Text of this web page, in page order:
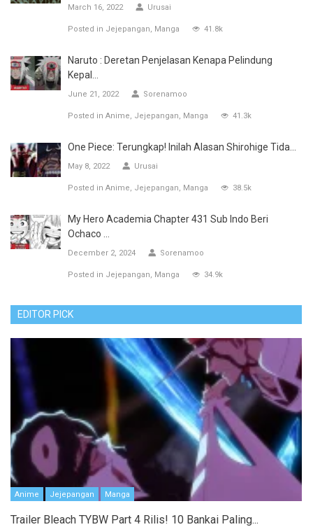
March 16, 2022 Urusai
Posted in Jejepangan Manga 41.8k
Naruto : Deretan Penjelasan Kenapa Pelindung
Kepal...
June 21, 2022 Sorenamoo
Posted in Anime Jejepangan Manga 41.3k
One Piece: Terungkap! Inilah Alasan Shirohige Tida...
May 8, 2022 Urusai
Posted in Anime Jejepangan Manga 38.5k
My Hero Academia Chapter 431 Sub Indo Beri
Ochaco ...
December 2, 2024 Sorenamoo
Posted in Jejepangan Manga 34.9k
EDITOR PICK
Anime Jejepangan Manga
Trailer Bleach TYBW Part 4 Rilis! 10 Bankai Paling...